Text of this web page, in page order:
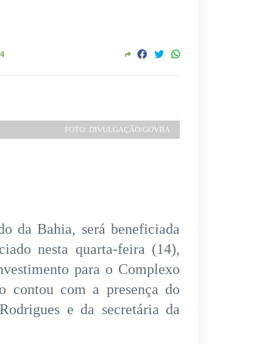
FOTO: DIVULGAÇÃO/GOVBA
da Bahia, será beneficiada
nesta quarta-feira (14),
para o Complexo
contou com a presença do
e da secretária da